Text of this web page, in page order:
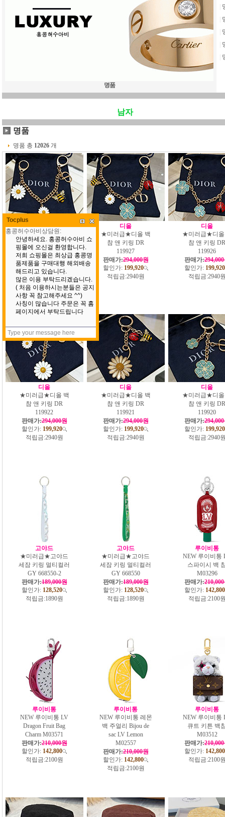
명품
남자
명품
명품 총 12026 개
디올
★미러급★디올 백
참 앤 키링 DR
119928
판매가: 294,000원
할인가:199,920
적립금:2940원
디올
★미러급★디올 백
참 앤 키링 DR
119927
판매가:294,000원
할인가: 199,920
적립금:2940원
디올
★미러급★디올
참 앤 키링 DR
119926
판매가:
할인가: 199,920
적립금:2940
디올
★미러급★디올 백
참 앤 키링 DR
119922
판매가:294,000원
할인가: 199,920
적립금:2940원
디올
★미러급★디올 백
참 앤 키링 DR
119921
판매가:294,000원
할인가: 199,920
적립금:2940원
디올
★미러급★디올
참 앤 키링 DR
119920
판매가:
할인가: 199,920
적립금:2940
고야드
★미러급★고야드
세잠 키링 멀티컬러
GY 668550-2
판매가:189,000원
할인가: 128,520
적립금:1890원
고야드
★미러급★고야드
세잠 키링 멀티컬러
GY 668550
판매가:189,000원
할인가: 128,520
적립금:1890원
루이비통
NEW 루이비통
스파이시 백
M03296
판매가:
할인가: 142,800
적립금:2100
루이비통
NEW 루이비통 LV
Dragon Fruit Bag
Charm M03571
판매가:210,000원
할인가: 142,800
적립금:2100원
루이비통
NEW 루이비통 레몬
백 주얼리 Bijou de
sac LV Lemon
M02557
판매가:210,000원
할인가: 142,800
적립금:2100원
루이비통
NEW 루이비통
큐트 키튼 백
M03512
판매가:
할인가: 142,800
적립금:2100
Tocplus